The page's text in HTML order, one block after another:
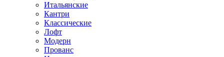
Итальянские
Кантри
Классические
Лофт
Модерн
Прованс